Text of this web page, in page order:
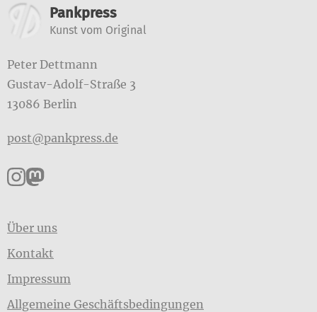
Weitere Informationen
Pankpress
Kunst vom Original
Peter Dettmann
Gustav-Adolf-Straße 3
13086 Berlin
post@pankpress.de
Pankpress auf Instagram
Pankpress auf Mastodon
Über uns
Kontakt
Impressum
Allgemeine Geschäftsbedingungen